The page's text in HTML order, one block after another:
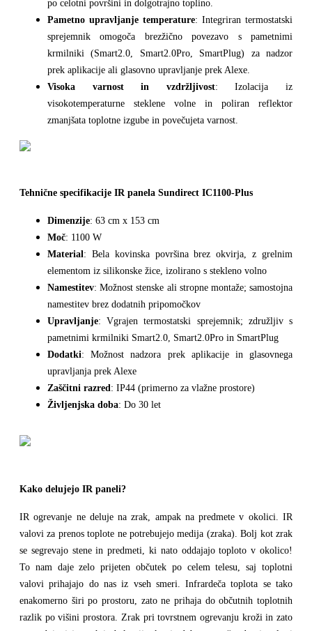
po celotni površini in dolgotrajno toplino.
Pametno upravljanje temperature: Integriran termostatski
sprejemnik omogoča brezžično povezavo s pametnimi
krmilniki (Smart2.0, Smart2.0Pro, SmartPlug) za nadzor
prek aplikacije ali glasovno upravljanje prek Alexe.
Visoka varnost in vzdržljivost: Izolacija iz
visokotemperaturne steklene volne in poliran reflektor
zmanjšata toplotne izgube in povečujeta varnost.
Tehnične specifikacije IR panela Sundirect IC1100-Plus
Dimenzije: 63 cm x 153 cm
Moč: 1100 W
Material: Bela kovinska površina brez okvirja, z grelnim
elementom iz silikonske žice, izolirano s stekleno volno
Namestitev: Možnost stenske ali stropne montaže; samostojna
namestitev brez dodatnih pripomočkov
Upravljanje: Vgrajen termostatski sprejemnik; združljiv s
pametnimi krmilniki Smart2.0, Smart2.0Pro in SmartPlug
Dodatki: Možnost nadzora prek aplikacije in glasovnega
upravljanja prek Alexe
Zaščitni razred: IP44 (primerno za vlažne prostore)
Življenjska doba: Do 30 let
Kako delujejo IR paneli?
IR ogrevanje ne deluje na zrak, ampak na predmete v okolici. IR
valovi za prenos toplote ne potrebujejo medija (zraka). Bolj kot zrak
se segrevajo stene in predmeti, ki nato oddajajo toploto v okolico!
To nam daje zelo prijeten občutek po celem telesu, saj toplotni
valovi prihajajo do nas iz vseh smeri. Infrardeča toplota se tako
enakomerno širi po prostoru, zato ne prihaja do občutnih toplotnih
razlik po višini prostora. Zrak pri tovrstnem ogrevanju kroži in zato